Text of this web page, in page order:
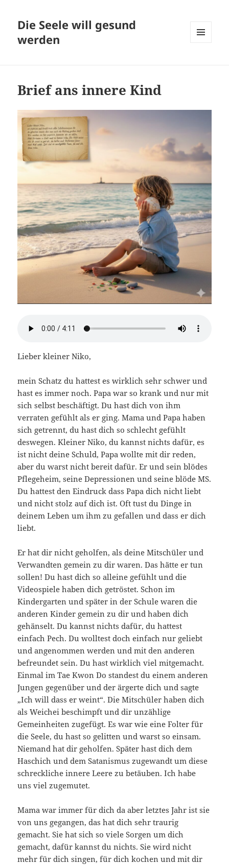
Die Seele will gesund
werden
Brief ans innere Kind
Lieber kleiner Niko,
mein Schatz du hattest es wirklich sehr schwer und
hast es immer noch. Papa war so krank und nur mit
sich selbst beschäftigt. Du hast dich von ihm
verraten gefühlt als er ging. Mama und Papa haben
sich getrennt, du hast dich so schlecht gefühlt
deswegen. Kleiner Niko, du kannst nichts dafür, es
ist nicht deine Schuld, Papa wollte mit dir reden,
aber du warst nicht bereit dafür. Er und sein blödes
Pflegeheim, seine Depressionen und seine blöde MS.
Du hattest den Eindruck dass Papa dich nicht liebt
und nicht stolz auf dich ist. Oft tust du Dinge in
deinem Leben um ihm zu gefallen und dass er dich
liebt.
Er hat dir nicht geholfen, als deine Mitschüler und
Verwandten gemein zu dir waren. Das hätte er tun
sollen! Du hast dich so alleine gefühlt und die
Videospiele haben dich getröstet. Schon im
Kindergarten und später in der Schule waren die
anderen Kinder gemein zu dir und haben dich
gehänselt. Du kannst nichts dafür, du hattest
einfach Pech. Du wolltest doch einfach nur geliebt
und angenommen werden und mit den anderen
befreundet sein. Du hast wirklich viel mitgemacht.
Einmal im Tae Kwon Do standest du einem anderen
Jungen gegenüber und der ärgerte dich und sagte
„Ich will dass er weint“. Die Mitschüler haben dich
als Weichei beschimpft und dir unzählige
Gemeinheiten zugefügt. Es war wie eine Folter für
die Seele, du hast so gelitten und warst so einsam.
Niemand hat dir geholfen. Später hast dich dem
Haschich und dem Satanismus zugewandt um diese
schreckliche innere Leere zu betäuben. Ich habe
uns viel zugemutet.
Mama war immer für dich da aber letztes Jahr ist sie
von uns gegangen, das hat dich sehr traurig
gemacht. Sie hat sich so viele Sorgen um dich
gemacht, dafür kannst du nichts. Sie wird nicht
mehr für dich singen, für dich kochen und mit dir